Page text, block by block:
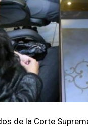
de la Corte